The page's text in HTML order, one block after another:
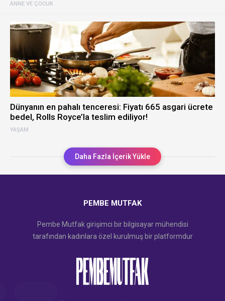
ANNE VE ÇOCUK
YAŞAM
Dünyanın en pahalı tenceresi: Fiyatı 665 asgari ücrete
bedel, Rolls Royce’la teslim ediliyor!
Daha Fazla İçerik Yükle
PEMBE MUTFAK
Pembe Mutfak girişimci bir bilgisayar mühendisi
tarafından kadınlara özel kurulmuş bir platformdur